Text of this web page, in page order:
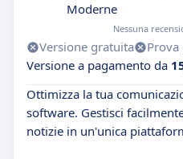
Moderne
Nessuna
Versione gratuita
Versione a pagamento da
Ottimizza la tua
software. Gestisci
notizie in un'unica